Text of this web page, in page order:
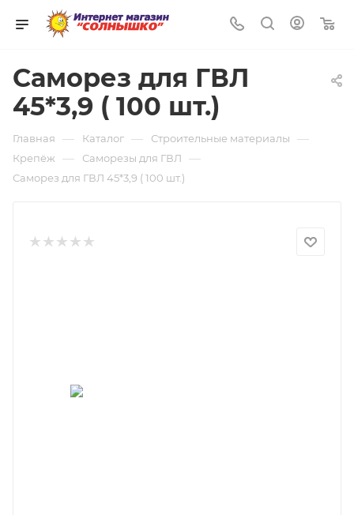
Саморез для ГВЛ
45*3,9 ( 100 шт.)
Главная — Каталог — Строительные материалы —
Крепёж — Саморезы для ГВЛ —
Саморез для ГВЛ 45*3,9 ( 100 шт.)